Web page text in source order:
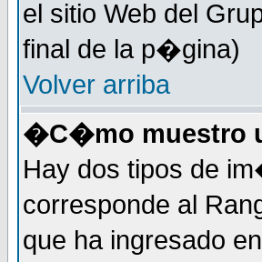
el sitio Web del
final de la p�gina)
Volver arriba
�C�mo muestro
Hay dos tipos de
corresponde al
que ha ingresado